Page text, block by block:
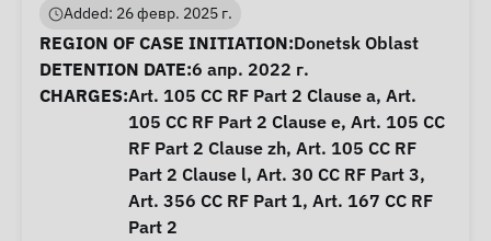
Added: 26 февр. 2025 г.
Case Information
REGION OF CASE INITIATION:Donetsk Oblast
DETENTION DATE:6 апр. 2022 г.
CHARGES:Art. 105 CC RF Part 2 Clause a, Art.
105 CC RF Part 2 Clause e, Art. 105 CC
RF Part 2 Clause zh, Art. 105 CC RF
Part 2 Clause l, Art. 30 CC RF Part 3,
Art. 356 CC RF Part 1, Art. 167 CC RF
Part 2